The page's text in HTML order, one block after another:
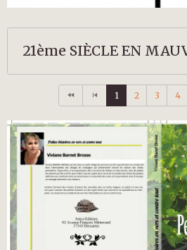
21ème SIÈCLE EN
1 2 3 4